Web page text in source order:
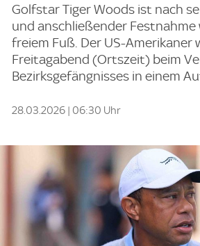
Golfstar Tiger Woods ist nach
und anschließender Festnahme
freiem Fuß. Der US-Amerikaner
Freitagabend (Ortszeit) beim
Bezirksgefängnisses in einem
28.03.2026 | 06:30 Uhr